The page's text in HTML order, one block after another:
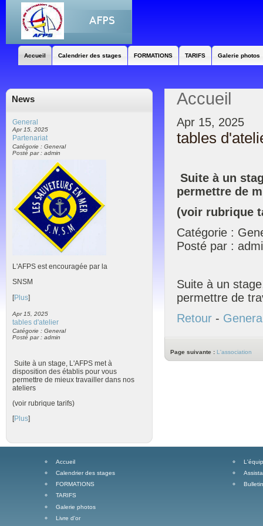
Accueil Calendrier des stages FORMATIONS TARIFS Galerie photos
News
General
Apr 15, 2025
Partenariat
Catégorie : General
Posté par : admin
L'AFPS est encouragée par la
SNSM
[Plus]
Apr 15, 2025
tables d'atelier
Catégorie : General
Posté par : admin
Suite à un stage, L'AFPS met à
disposition des établis pour vous
permettre de mieux travailler dans nos
ateliers
(voir rubrique tarifs)
[Plus]
Accueil
Apr 15, 2025
tables
Suite à un
permettre de
(voir rubrique
Catégorie :
Posté par :
Suite à un
permettre de
Retour -
Page suivante : L'association
Accueil
Calendrier des stages
FORMATIONS
TARIFS
Galerie photos
Livre d'or